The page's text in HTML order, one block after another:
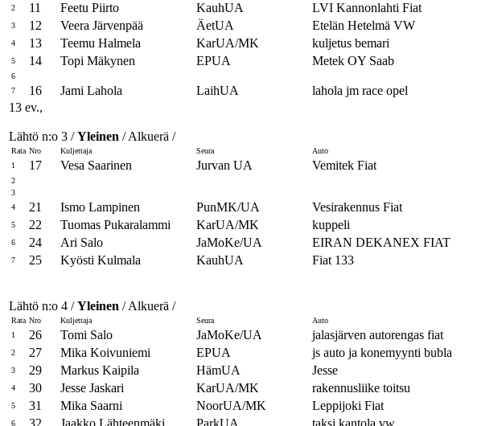
2 11 Feetu Piirto KauhUA LVI Kannonlahti Fiat
3 12 Veera Järvenpää ÄetUA Etelän Hetelmä VW
4 13 Teemu Halmela KarUA/MK kuljetus bemari
5 14 Topi Mäkynen EPUA Metek OY Saab
6
7
16 Jami Lahola LaihUA lahola jm race opel
13 ev.,
Lähtö n:o 3 /Yleinen / Alkuerä /
Rata Nro Kuljettaja Seura Auto
1
17 Vesa Saarinen Jurvan UA Vemitek Fiat
2
3
4
21 Ismo Lampinen PunMK/UA Vesirakennus Fiat
5 22 Tuomas Pukaralammi KarUA/MK kuppeli
6 24 Ari Salo JaMoKe/UA EIRAN DEKANEX FIAT
7 25 Kyösti Kulmala KauhUA Fiat 133
Lähtö n:o 4 /Yleinen / Alkuerä /
Rata Nro Kuljettaja Seura Auto
1
26 Tomi Salo JaMoKe/UA jalasjärven autorengas fiat
2 27 Mika Koivuniemi EPUA js auto ja konemyynti bubla
3 29 Markus Kaipila HämUA Jesse
4 30 Jesse Jaskari KarUA/MK rakennusliike toitsu
5 31 Mika Saarni NoorUA/MK Leppijoki Fiat
6 32 Jaakko Lähteenmäki ParkUA taksi kantola vw